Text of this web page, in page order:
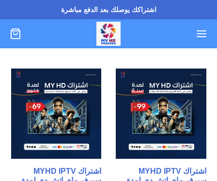
اشتراكك يوصلك بعد الدفع مباشرة
اشتراك MYHD IPTV
اشتراك MYHD IPTV